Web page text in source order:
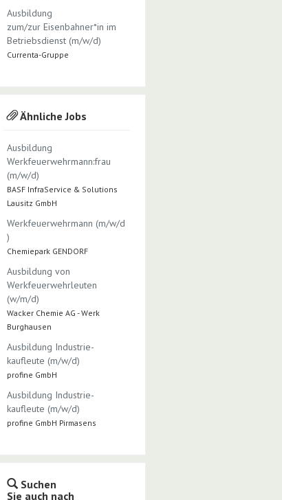
Ausbildung
zum/zur Eisenbahner*in im
Betriebsdienst (m/w/d)
Currenta-Gruppe
Ähnliche Jobs
Ausbildung
Werkfeuerwehrmann:frau
(m/w/d)
BASF InfraService & Solutions
Lausitz GmbH
Werkfeuerwehrmann (m/w/d
)
Chemiepark GENDORF
Ausbildung von
Werkfeuerwehrleuten
(w/m/d)
Wacker Chemie AG - Werk
Burghausen
Ausbildung Industrie­
kaufleute (m/w/d)
profine GmbH
Ausbildung Industrie­
kaufleute (m/w/d)
profine GmbH Pirmasens
Suchen
Sie auch nach